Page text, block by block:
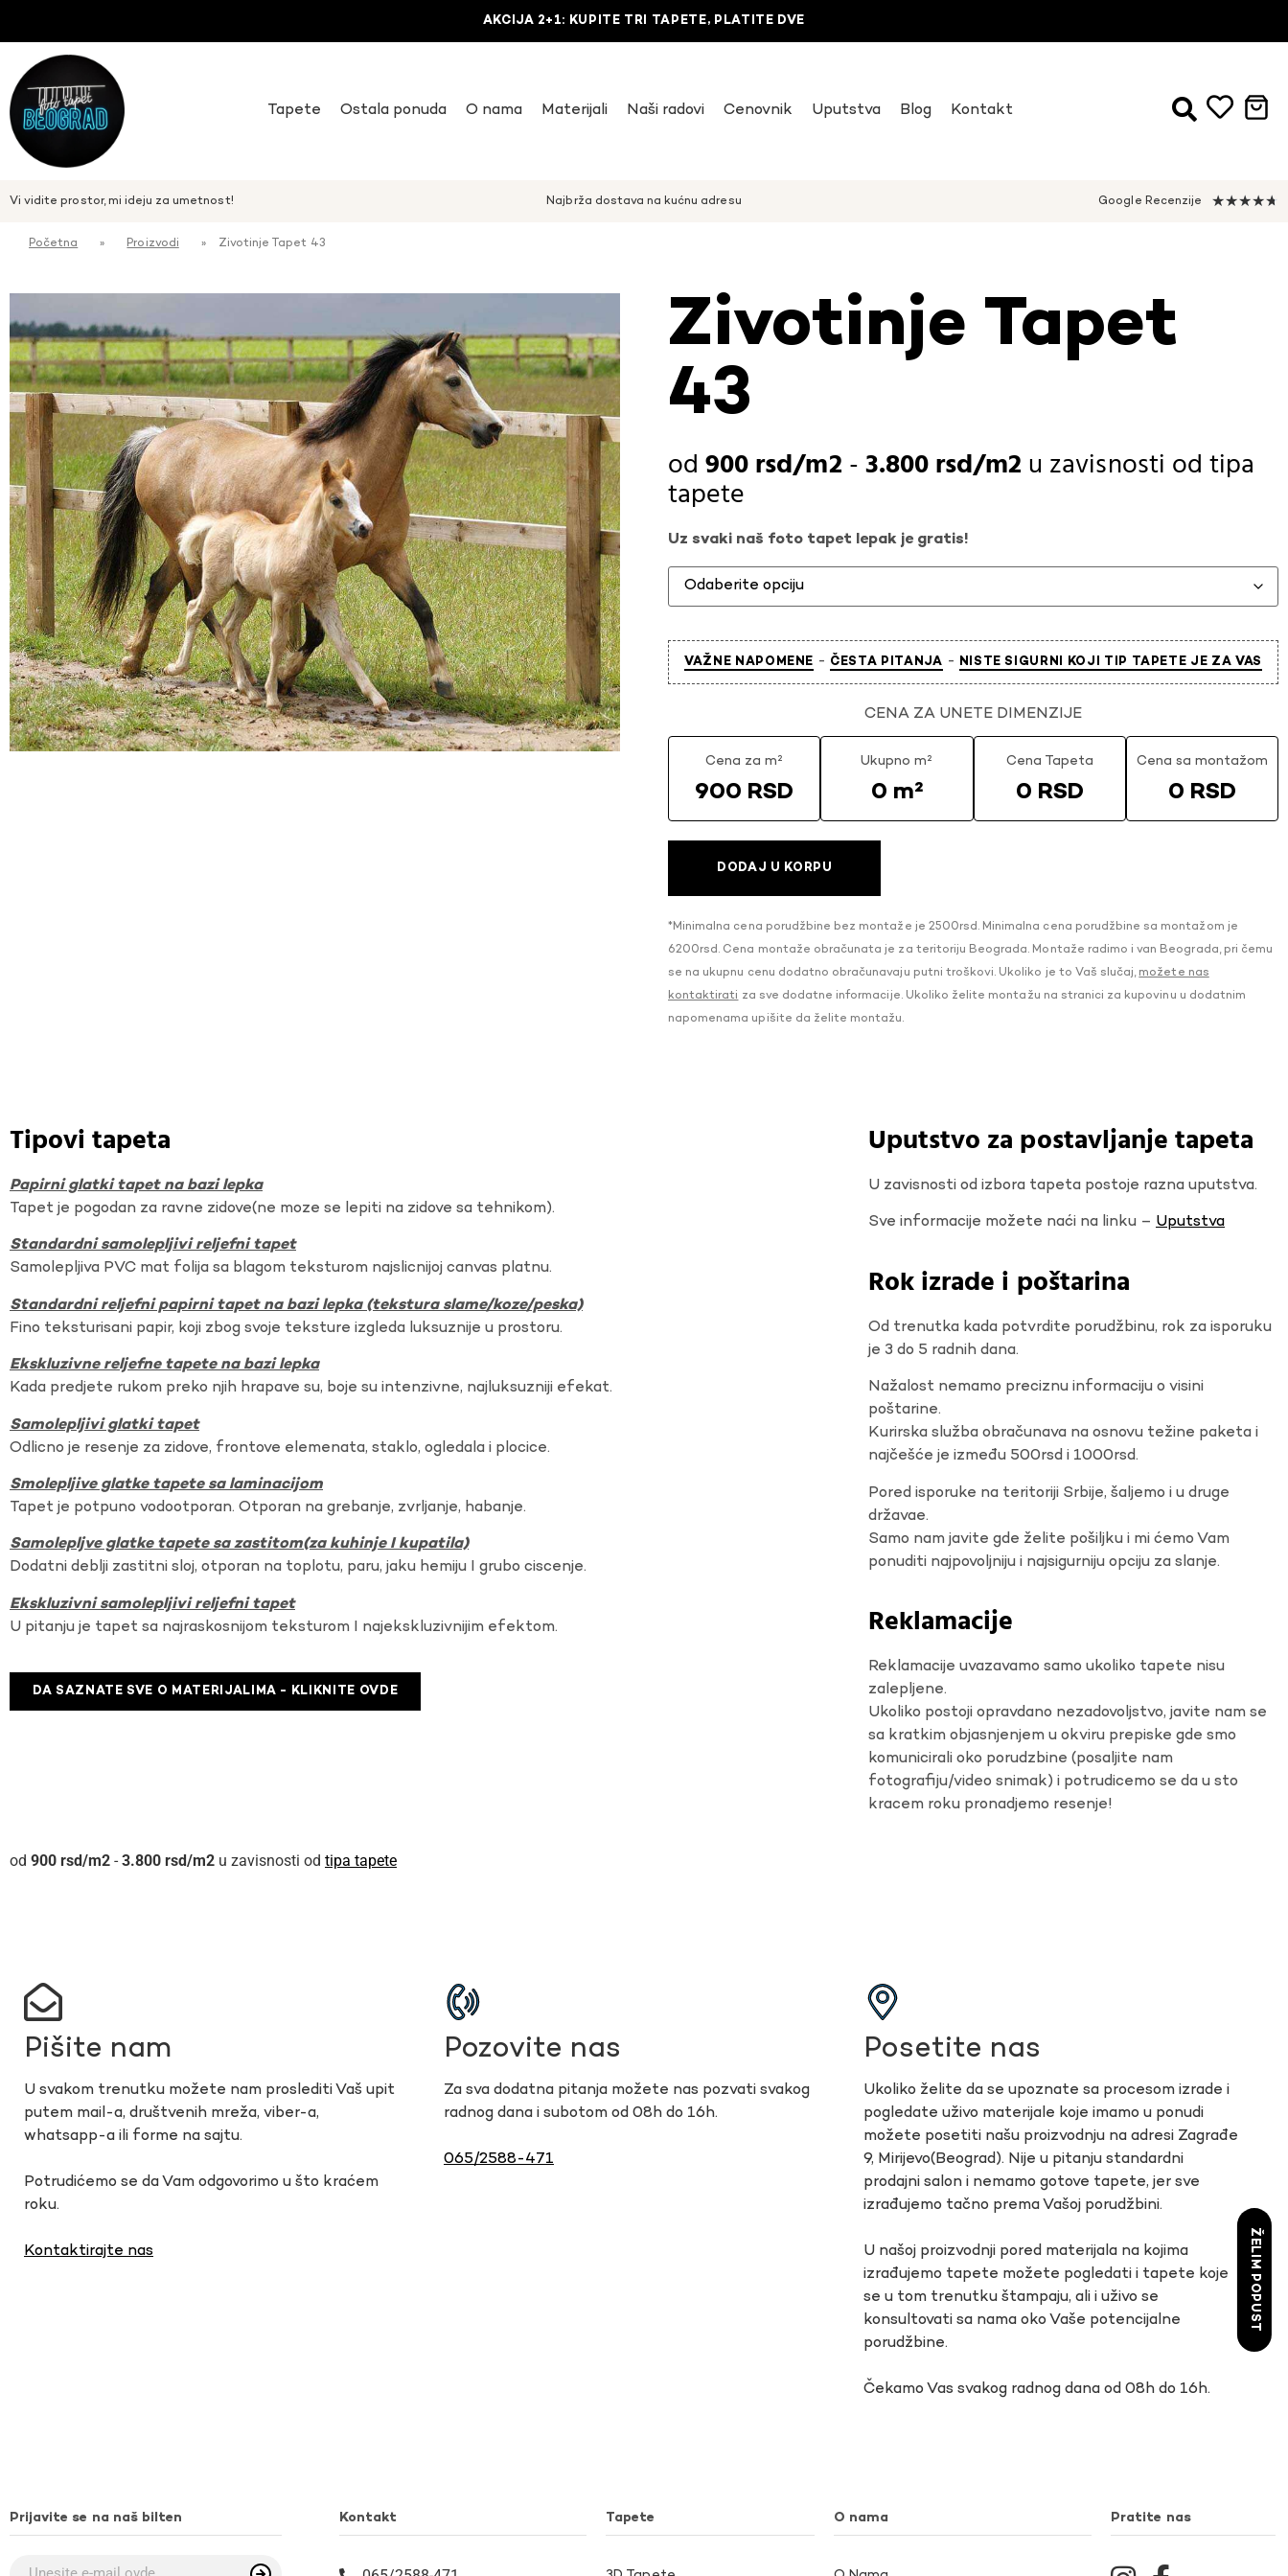
AKCIJA 2+1: KUPITE TRI TAPETE, PLATITE DVE
Tapete Ostala ponuda O nama Materijali Naši radovi Cenovnik Uputstva Blog Kontakt
Vi vidite prostor, mi ideju za umetnost! Najbrža dostava na kućnu adresu Google Recenzije ★★★★★
Početna » Proizvodi » Zivotinje Tapet 43
Zivotinje Tapet
43
900rsd -3.800rsd u zavisnosti od tipa
tapete
Uz svaki naš foto tapet lepak je gratis!
VAŽNE NAPOMENE - ČESTA PITANJA - NISTE SIGURNI KOJI TIP TAPETE JE ZA VAS
CENA ZA UNETE DIMENZIJE
Cena za m²
900 RSD
Ukupno m²
0 m²
Cena Tapeta
0 RSD
Cena sa montažom
0 RSD
DODAJ U KORPU
*Minimalna cena porudžbine bez montaže je 2500rsd. Minimalna cena porudžbine sa montažom je
6200rsd. Cena montaže obračunata je za teritoriju Beograda. Montaže radimo i van Beograda, pri čemu
se na ukupnu cenu dodatno obračunavaju putni troškovi. Ukoliko je to Vaš slučaj, možete nas
kontaktirati za sve dodatne informacije. Ukoliko želite montažu na stranici za kupovinu u dodatnim
napomenama upišite da želite montažu.
Tipovi tapeta
Papirni glatki tapet na bazi lepka
Tapet je pogodan za ravne zidove(ne moze se lepiti na zidove sa tehnikom).
Standardni samolepljivi reljefni tapet
Samolepljiva PVC mat folija sa blagom teksturom najslicnijoj canvas platnu.
Standardni reljefni papirni tapet na bazi lepka (tekstura slame/koze/peska)
Fino teksturisani papir, koji zbog svoje teksture izgleda luksuznije u prostoru.
Ekskluzivne reljefne tapete na bazi lepka
Kada predjete rukom preko njih hrapave su, boje su intenzivne, najluksuzniji efekat.
Samolepljivi glatki tapet
Odlicno je resenje za zidove, frontove elemenata, staklo, ogledala i plocice.
Smolepljive glatke tapete sa laminacijom
Tapet je potpuno vodootporan. Otporan na grebanje, zvrljanje, habanje.
Samolepljve glatke tapete sa zastitom(za kuhinje I kupatila)
Dodatni deblji zastitni sloj, otporan na toplotu, paru, jaku hemiju I grubo ciscenje.
Ekskluzivni samolepljivi reljefni tapet
U pitanju je tapet sa najraskosnijom teksturom I najekskluzivnijim efektom.
DA SAZNATE SVE O MATERIJALIMA - KLIKNITE OVDE
Uputstvo za postavljanje tapeta
U zavisnosti od izbora tapeta postoje razna uputstva.
Sve informacije možete naći na linku – Uputstva
Rok izrade i poštarina
Od trenutka kada potvrdite porudžbinu, rok za isporuku
je 3 do 5 radnih dana.
Nažalost nemamo preciznu informaciju o visini
poštarine.
Kurirska služba obračunava na osnovu težine paketa i
najčešće je između 500rsd i 1000rsd.
Pored isporuke na teritoriji Srbije, šaljemo i u druge
državae.
Samo nam javite gde želite pošiljku i mi ćemo Vam
ponuditi najpovoljniju i najsigurniju opciju za slanje.
Reklamacije
Reklamacije uvazavamo samo ukoliko tapete nisu
zalepljene.
Ukoliko postoji opravdano nezadovoljstvo, javite nam se
sa kratkim objasnjenjem u okviru prepiske gde smo
komunicirali oko porudzbine (posaljite nam
fotografiju/video snimak) i potrudicemo se da u sto
kracem roku pronadjemo resenje!
900 rsd - 3.800 rsd u zavisnosti od tipa tapete
Pišite nam
U svakom trenutku možete nam proslediti Vaš upit
putem mail-a, društvenih mreža, viber-a,
whatsapp-a ili forme na sajtu.
Potrudićemo se da Vam odgovorimo u što kraćem
roku.
Kontaktirajte nas
Pozovite nas
Za sva dodatna pitanja možete nas pozvati svakog
radnog dana i subotom od 08h do 16h.
065/2588-471
Posetite nas
Ukoliko želite da se upoznate sa procesom izrade i
pogledate uživo materijale koje imamo u ponudi
možete posetiti našu proizvodnju na adresi Zagrađe
9, Mirijevo(Beograd). Nije u pitanju standardni
prodajni salon i nemamo gotove tapete, jer sve
izrađujemo tačno prema Vašoj porudžbini.
U našoj proizvodnji pored materijala na kojima
izrađujemo tapete možete pogledati i tapete koje
se u tom trenutku štampaju, ali i uživo se
konsultovati sa nama oko Vaše potencijalne
porudžbine.
Čekamo Vas svakog radnog dana od 08h do 16h.
Prijavite se na naš bilten Kontakt Tapete O nama Pratite nas
ŽELIM POPUST